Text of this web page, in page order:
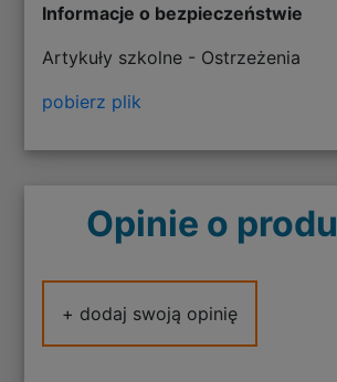
Informacje o bezpieczeństwie
Artykuły szkolne - Ostrzeżenia
pobierz plik
Opinie o
+ dodaj swoją opinię